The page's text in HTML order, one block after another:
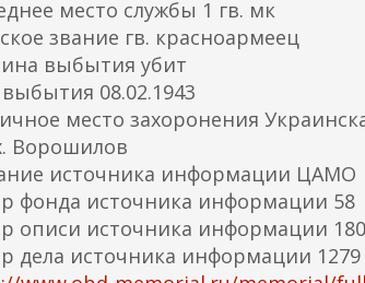
место службы 1 гв. мк
звание гв. красноармеец
выбытия убит
08.02.1943
место захоронения
Ворошилов
источника информации ЦАМО
фонда источника информации 58
описи источника информации
дела источника информации 1279